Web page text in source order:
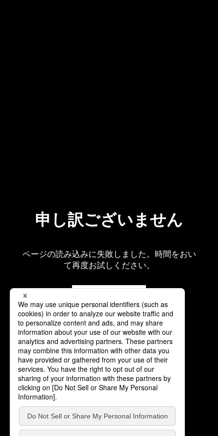
申し訳ございません
ページの読み込みに失敗しました。時間をおい
て再度お試しください。